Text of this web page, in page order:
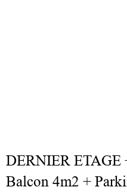
DERNIER ETAGE
Balcon 4m2 +